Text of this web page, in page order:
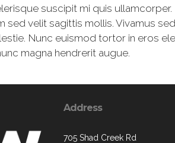
suscipit mi quis
sed velit sagittis mollis. Vivamus
Nunc euismod tortor in eros
magna hendrerit augue.
Address
705 Shad Creek Rd